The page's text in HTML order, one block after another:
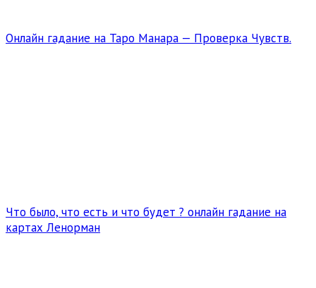
Онлайн гадание на Таро Манара — Проверка Чувств.
Что было, что есть и что будет ? онлайн гадание на
картах Ленорман